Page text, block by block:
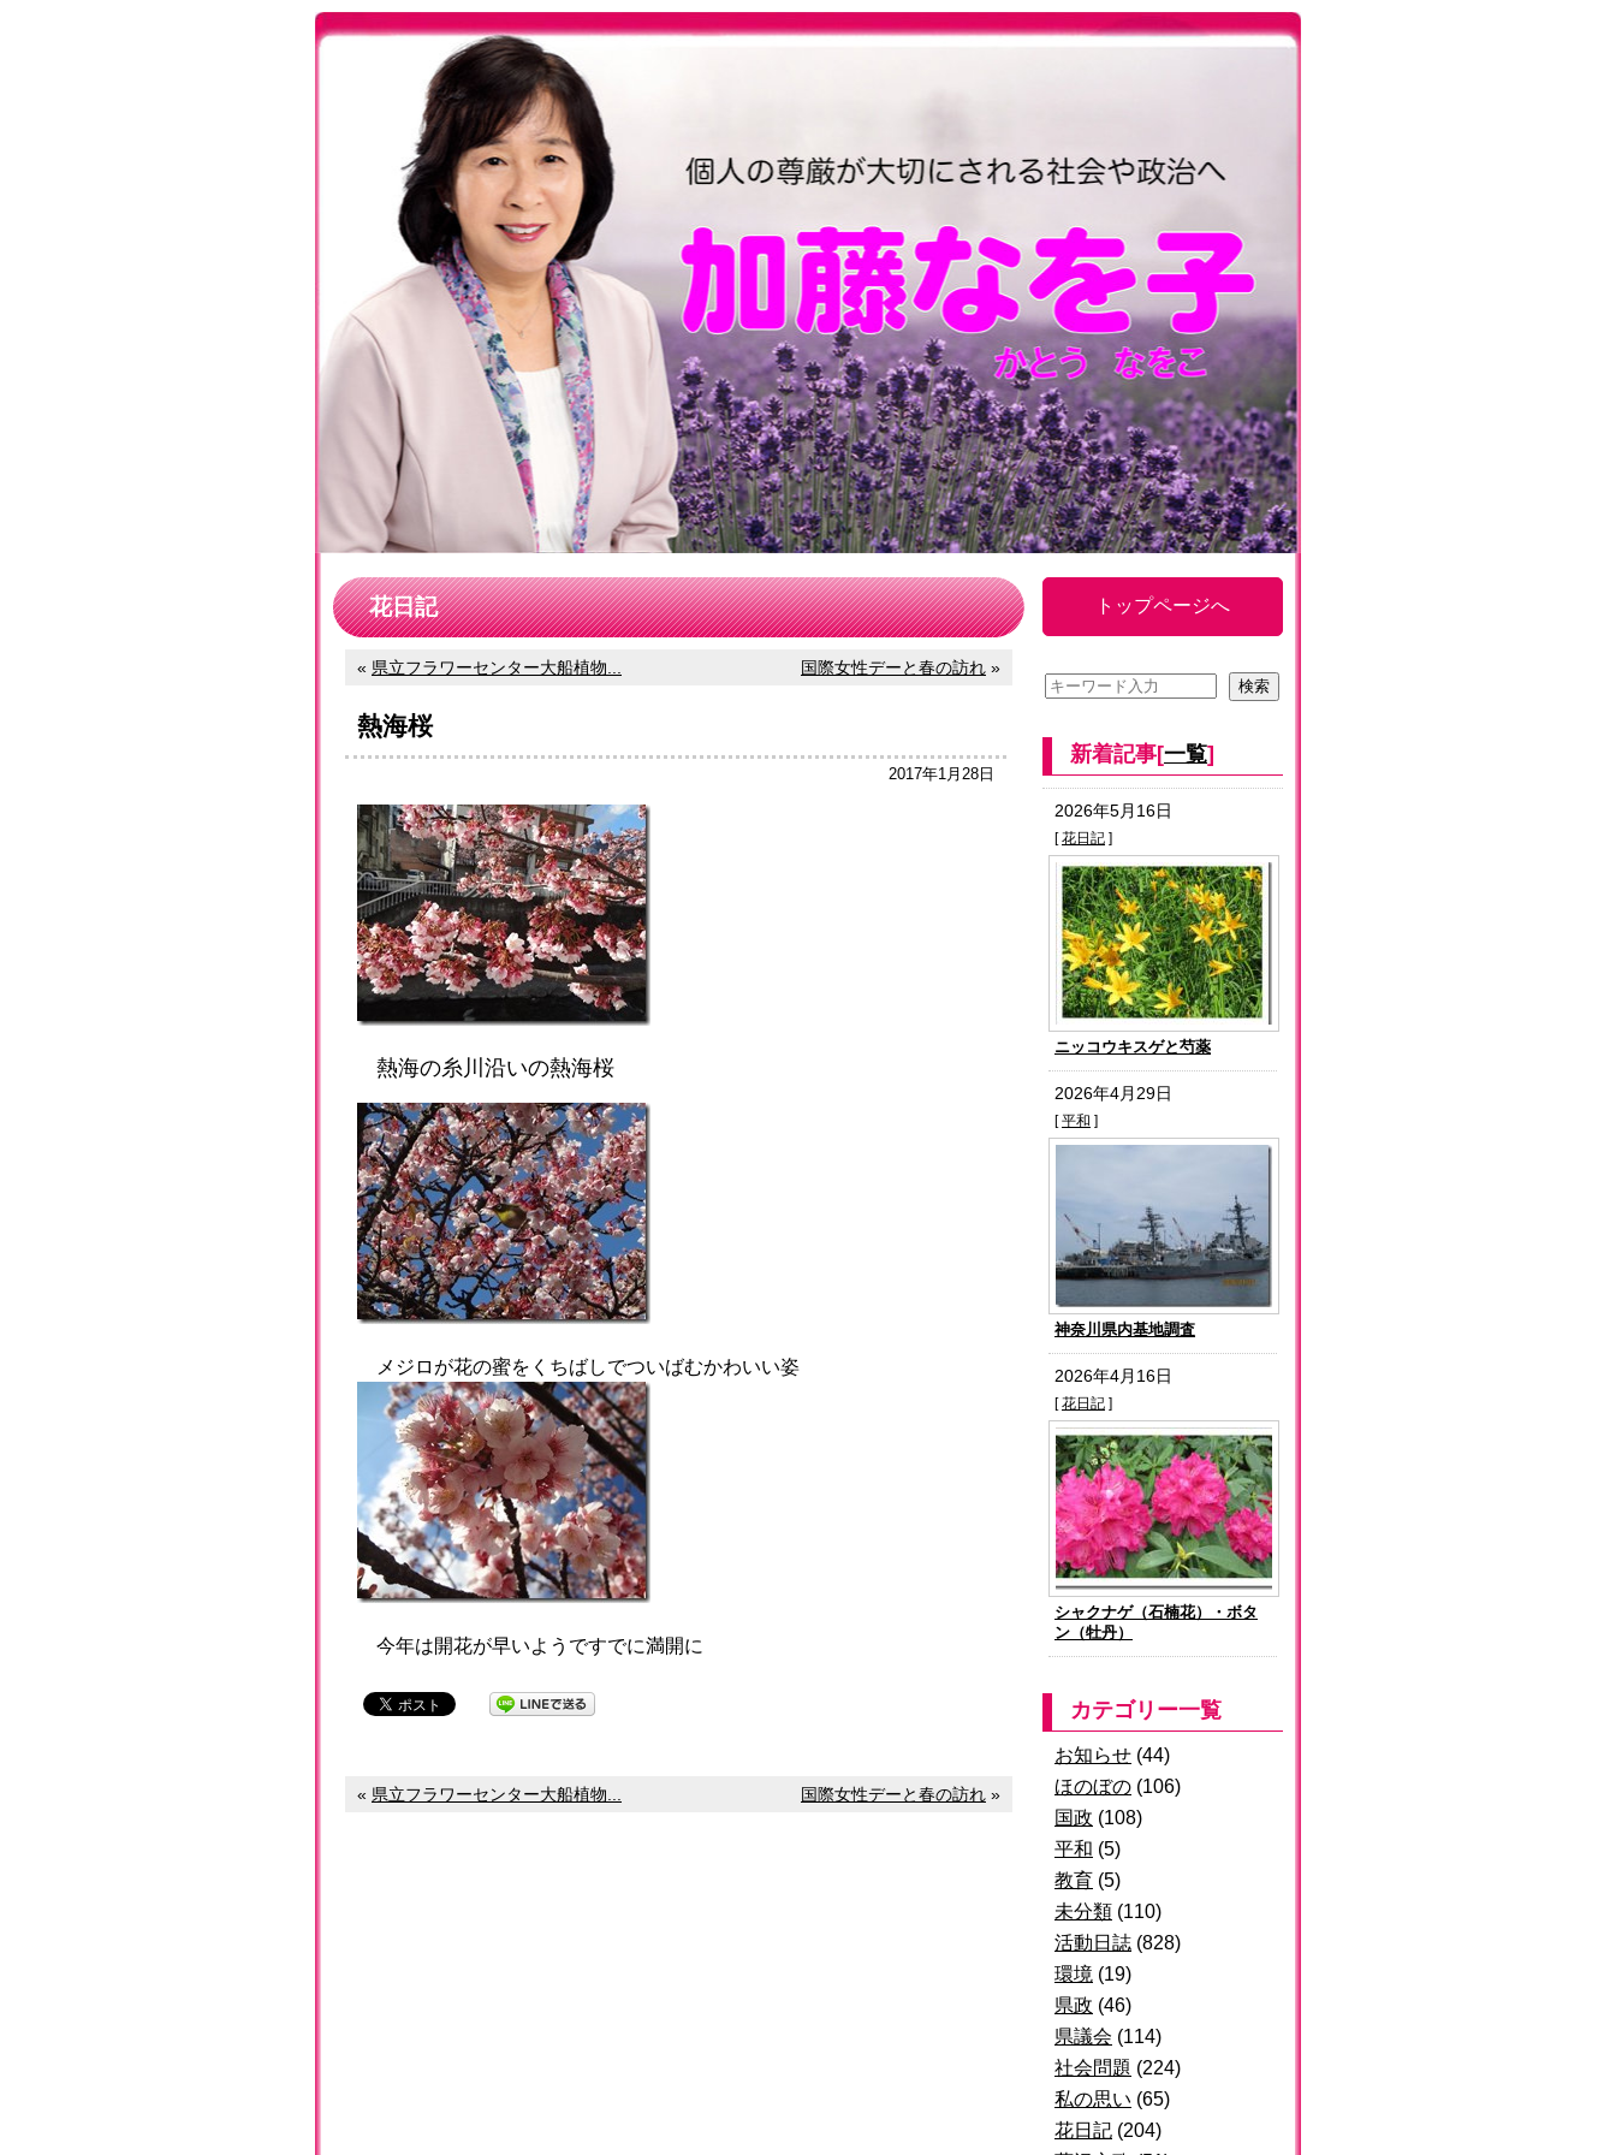
花日記
« 県立フラワーセンター大船植物... 国際女性デーと春の訪れ »
熱海桜
2017年1月28日
熱海の糸川沿いの熱海桜
メジロが花の蜜をくちばしでついばむかわいい姿
今年は開花が早いようですでに満開に
« 県立フラワーセンター大船植物... 国際女性デーと春の訪れ »
トップページへ
新着記事[一覧]
2026年5月16日
[花日記 ]
ニッコウキスゲと芍薬
2026年4月29日
[平和 ]
神奈川県内基地調査
2026年4月16日
[花日記 ]
シャクナゲ（石楠花）・ボタ
ン（牡丹）
カテゴリー一覧
お知らせ (44)
ほのぼの (106)
国政 (108)
平和 (5)
教育 (5)
未分類 (110)
活動日誌 (828)
環境 (19)
県政 (46)
県議会 (114)
社会問題 (224)
私の思い (65)
花日記 (204)